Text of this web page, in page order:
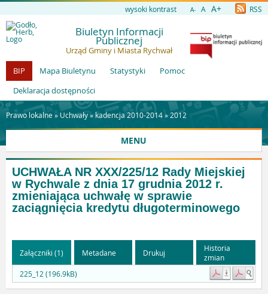
wysoki kontrast A- A A+ RSS
Biuletyn Informacji
Publicznej
Urząd Gminy i Miasta Rychwał
BIP
Mapa Biuletynu Statystyki
Pomoc
Deklaracja dostępności
Prawo lokalne » Uchwały» kadencja 2010-2014» 2012
MENU
UCHWAŁA NR XXX/225/12 Rady Miejskiej
w Rychwale z dnia 17 grudnia 2012 r.
zmieniająca uchwałę w sprawie
zaciągnięcia kredytu długoterminowego
Załączniki (1) Metadane Drukuj
Historia
zmian
225_12 (196.9kB)